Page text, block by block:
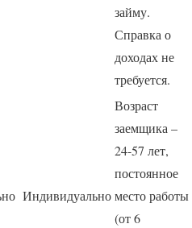
займу.
Справка о
доходах не
требуется.
Индивидуально
Возраст
заемщика –
24-57 лет,
постоянное
место работы
(от 6